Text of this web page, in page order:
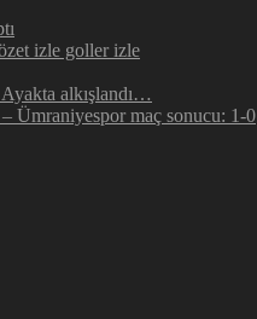
izle goller izle
alkışlandı…
Ümraniyespor maç sonucu: 1-0